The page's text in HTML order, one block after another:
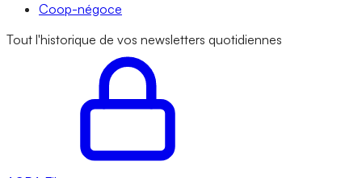
Coop-négoce
Tout l'historique de vos newsletters quotidiennes